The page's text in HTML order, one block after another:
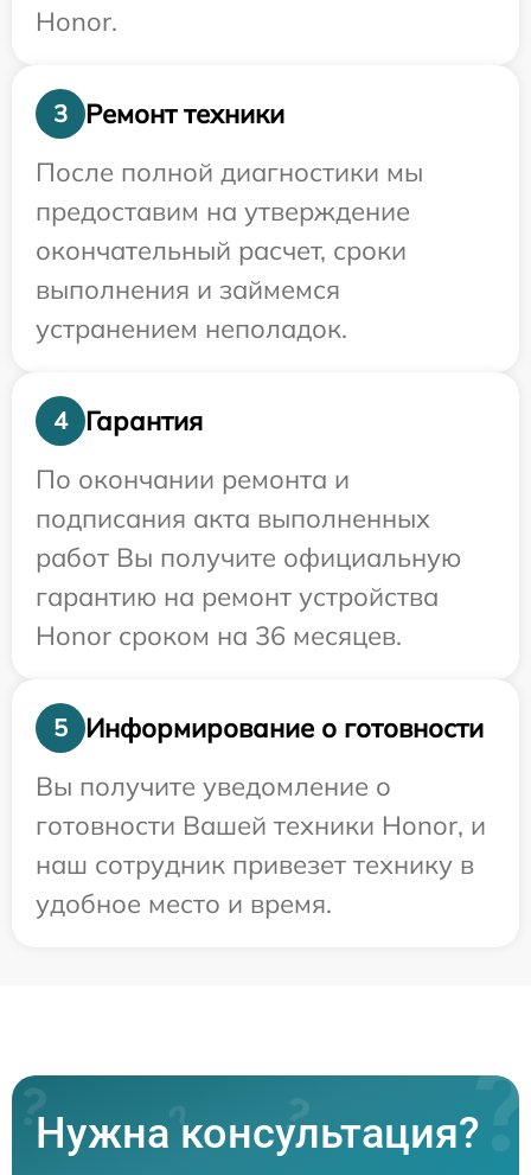
Honor.
3
Ремонт техники
После полной диагностики мы
предоставим на утверждение
окончательный расчет, сроки
выполнения и займемся
устранением неполадок.
4
Гарантия
По окончании ремонта и
подписания акта выполненных
работ Вы получите официальную
гарантию на ремонт устройства
Honor сроком на 36 месяцев.
5
Информирование о готовности
Вы получите уведомление о
готовности Вашей техники Honor, и
наш сотрудник привезет технику в
удобное место и время.
Нужна консультация?